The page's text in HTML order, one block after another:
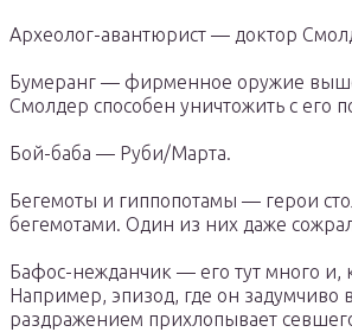
Археолог-авантюрист — доктор
Бумеранг — фирменное оружие
Смолдер способен уничтожить с его
Бой-баба — Руби/Марта.
Бегемоты и гиппопотамы — герои
бегемотами. Один из них даже
Бафос-нежданчик — его тут много и,
Например, эпизод, где он задумчиво
раздражением прихлопывает